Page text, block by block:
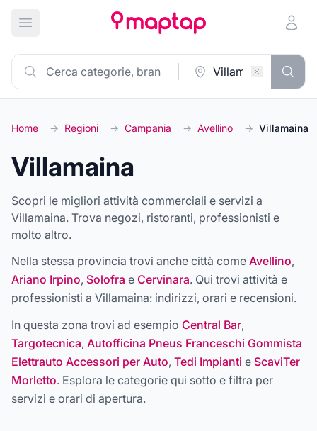
Apri menu principale
Home → Regioni → Campania → Avellino → Villamaina
Villamaina
Scopri le migliori attività commerciali e servizi a
Villamaina. Trova negozi, ristoranti, professionisti e
molto altro.
Nella stessa provincia trovi anche città come Avellino,
Ariano Irpino, Solofra e Cervinara. Qui trovi attività e
professionisti a Villamaina: indirizzi, orari e recensioni.
In questa zona trovi ad esempio Central Bar,
Targotecnica, Autofficina Pneus Franceschi Gommista
Elettrauto Accessori per Auto, Tedi Impianti e ScaviTer
Morletto. Esplora le categorie qui sotto e filtra per
servizi e orari di apertura.